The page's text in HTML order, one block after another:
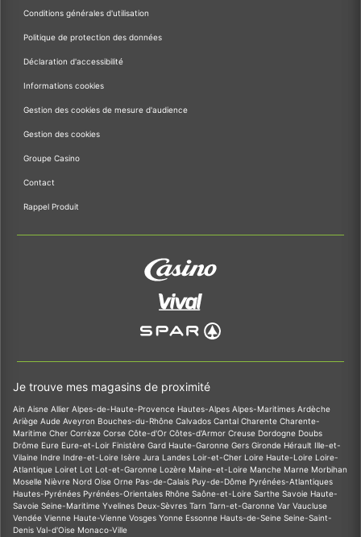
Conditions générales d'utilisation
Politique de protection des données
Déclaration d'accessibilité
Informations cookies
Gestion des cookies de mesure d'audience
Gestion des cookies
Groupe Casino
Contact
Rappel Produit
Je trouve mes magasins de proximité
Ain Aisne Allier Alpes-de-Haute-Provence Hautes-Alpes Alpes-Maritimes Ardèche
Ariège Aude Aveyron Bouches-du-Rhône Calvados Cantal Charente Charente-
Maritime Cher Corrèze Corse Côte-d'Or Côtes-d'Armor Creuse Dordogne Doubs
Drôme Eure Eure-et-Loir Finistère Gard Haute-Garonne Gers Gironde Hérault Ille-et-
Vilaine Indre Indre-et-Loire Isère Jura Landes Loir-et-Cher Loire Haute-Loire Loire-
Atlantique Loiret Lot Lot-et-Garonne Lozère Maine-et-Loire Manche Marne Morbihan
Moselle Nièvre Nord Oise Orne Pas-de-Calais Puy-de-Dôme Pyrénées-Atlantiques
Hautes-Pyrénées Pyrénées-Orientales Rhône Saône-et-Loire Sarthe Savoie Haute-
Savoie Seine-Maritime Yvelines Deux-Sèvres Tarn Tarn-et-Garonne Var Vaucluse
Vendée Vienne Haute-Vienne Vosges Yonne Essonne Hauts-de-Seine Seine-Saint-
Denis Val-d'Oise Monaco-Ville